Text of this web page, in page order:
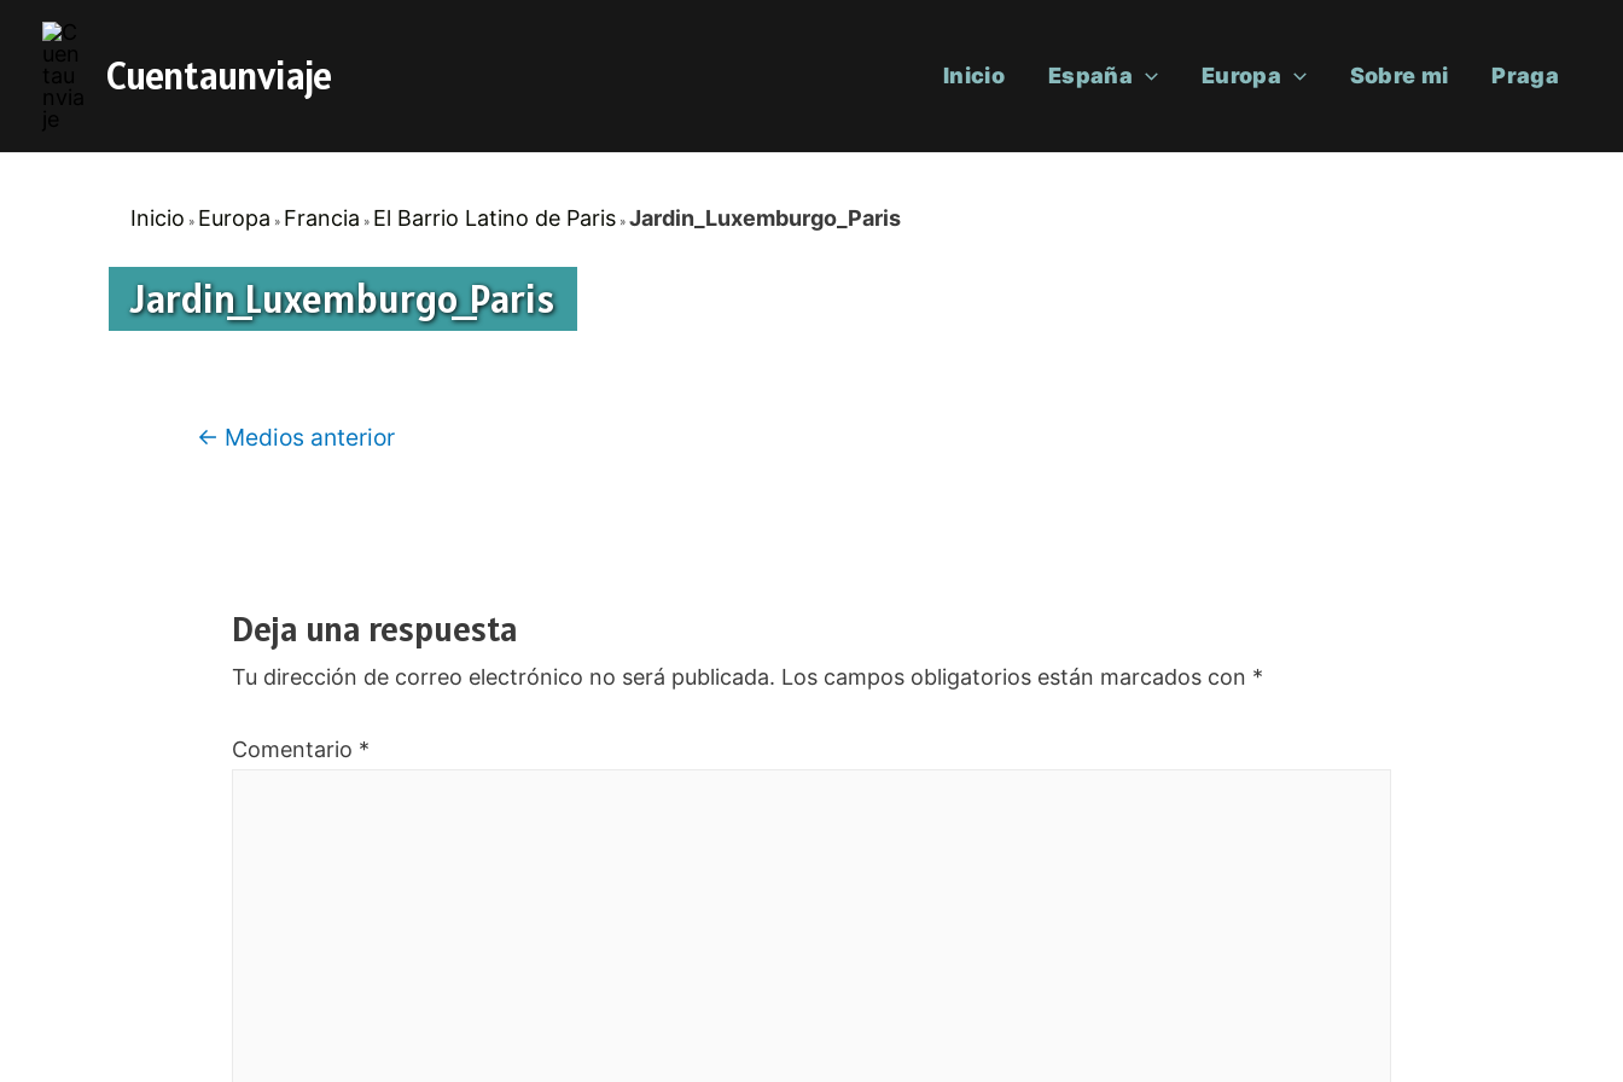
Cuentaunviaje Inicio España Europa Sobre mi Praga
Inicio Europa Francia El Barrio Latino de Paris Jardin_Luxemburgo_Paris
Jardin_Luxemburgo_Paris
Navegación
← Medios anterior
Deja una respuesta
Tu dirección de correo electrónico no será publicada. Los campos obligatorios están marcados con *
Comentario *